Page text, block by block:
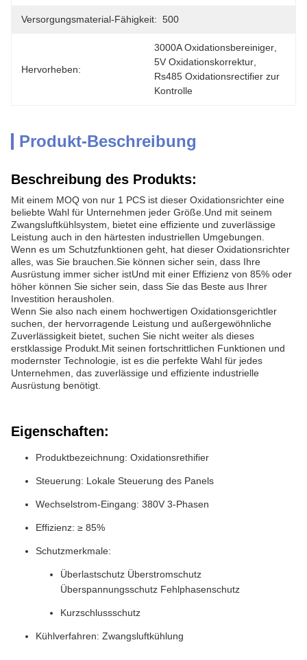
Versorgungsmaterial-Fähigkeit: 500
Hervorheben:
3000A Oxidationsbereiniger
5V Oxidationskorrektur
Rs485 Oxidationsrectifier zur
Kontrolle
Produkt-Beschreibung
Beschreibung des Produkts:
Mit einem MOQ von nur 1 PCS ist dieser Oxidationsrichter eine
beliebte Wahl für Unternehmen jeder Größe.Und mit seinem
Zwangsluftkühlsystem, bietet eine effiziente und zuverlässige
Leistung auch in den härtesten industriellen Umgebungen.
Wenn es um Schutzfunktionen geht, hat dieser Oxidationsrichter
alles, was Sie brauchen.Sie können sicher sein, dass Ihre
Ausrüstung immer sicher istUnd mit einer Effizienz von 85% oder
höher können Sie sicher sein, dass Sie das Beste aus Ihrer
Investition herausholen.
Wenn Sie also nach einem hochwertigen Oxidationsgerichtler
suchen, der hervorragende Leistung und außergewöhnliche
Zuverlässigkeit bietet, suchen Sie nicht weiter als dieses
erstklassige Produkt.Mit seinen fortschrittlichen Funktionen und
modernster Technologie, ist es die perfekte Wahl für jedes
Unternehmen, das zuverlässige und effiziente industrielle
Ausrüstung benötigt.
Eigenschaften:
Produktbezeichnung: Oxidationsrethifier
Steuerung: Lokale Steuerung des Panels
Wechselstrom-Eingang: 380V 3-Phasen
Effizienz: ≥ 85%
Schutzmerkmale:
Überlastschutz Überstromschutz
Überspannungsschutz Fehlphasenschutz
Kurzschlussschutz
Kühlverfahren: Zwangsluftkühlung